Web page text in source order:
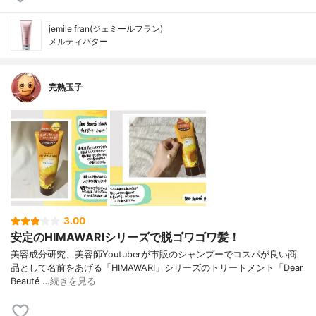
jemile fran(ジェミールフラン)
メルティバター
完熟玉子
3.00
安定のHIMAWARIシリーズで脱ゴワゴワ髪！
美容成分研究、美容師Youtuberが市販のシャンプーでコスパが良い商
品として名前をあげる「HIMAWARI」シリーズのトリートメント「Dear
Beauté …続きを見る